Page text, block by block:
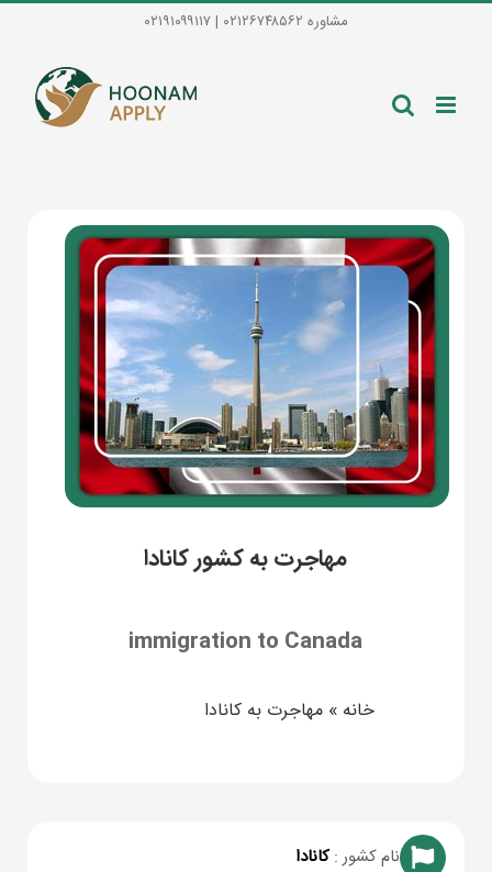
مشاوره ۰۲۱۲۶۷۴۸۵۶۲ | ۰۲۱۹۱۰۹۹۱۱۷
مهاجرت به کشور کانادا
immigration to Canada
خانه »مهاجرت به کانادا
نام کشور :کانادا